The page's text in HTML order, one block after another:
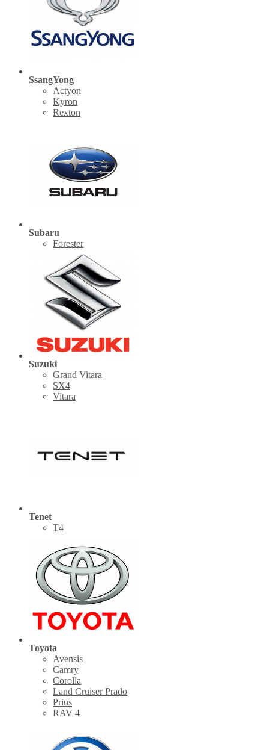
SsangYong
Actyon
Kyron
Rexton
Subaru
Forester
Suzuki
Grand Vitara
SX4
Vitara
Tenet
Т4
Toyota
Avensis
Camry
Corolla
Land Cruiser Prado
Prius
RAV 4